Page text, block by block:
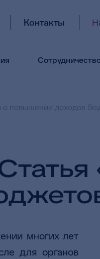
Контакты
многих лет
для органов